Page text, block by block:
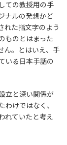
ての教授用の手
ナルの発想かど
れた指文字のよう
ものとはまった
ん。とはいえ、手
いる日本手話の
立と深い関係が
わけではなく、
れていたと考え